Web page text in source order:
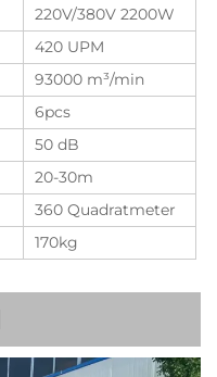
220V/380V 2200W
420 UPM
93000 m³/min
6pcs
50 dB
20-30m
360 Quadratmeter
170kg